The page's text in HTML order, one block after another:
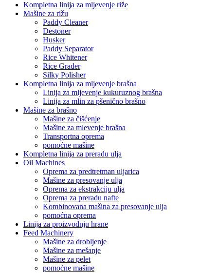
Kompletna linija za mljevenje riže
Mašine za rižu
Paddy Cleaner
Destoner
Husker
Paddy Separator
Rice Whitener
Rice Grader
Silky Polisher
Kompletna linija za mljevenje brašna
Linija za mljevenje kukuruznog brašna
Linija za mlin za pšenično brašno
Mašine za brašno
Mašine za čišćenje
Mašine za mlevenje brašna
Transportna oprema
pomoćne mašine
Kompletna linija za preradu ulja
Oil Machines
Oprema za predtretman uljarica
Mašine za presovanje ulja
Oprema za ekstrakciju ulja
Oprema za preradu nafte
Kombinovana mašina za presovanje ulja
pomoćna oprema
Linija za proizvodnju hrane
Feed Machinery
Mašine za drobljenje
Mašine za mešanje
Mašine za pelet
pomoćne mašine